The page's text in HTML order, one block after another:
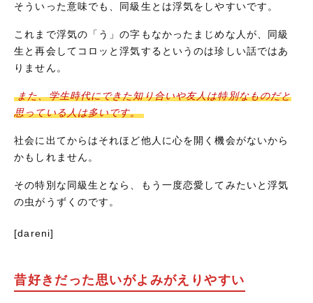
そういった意味でも、同級生とは浮気をしやすいです。
これまで浮気の「う」の字もなかったまじめな人が、同級
生と再会してコロッと浮気するというのは珍しい話ではあ
りません。
また、学生時代にできた知り合いや友人は特別なものだと
思っている人は多いです。
社会に出てからはそれほど他人に心を開く機会がないから
かもしれません。
その特別な同級生となら、もう一度恋愛してみたいと浮気
の虫がうずくのです。
[dareni]
昔好きだった思いがよみがえりやすい